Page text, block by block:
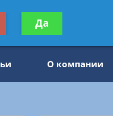
консультацию
бесплатно
О компании
Да